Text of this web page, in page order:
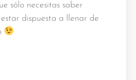
sólo necesitas saber
dispuesta a llenar de